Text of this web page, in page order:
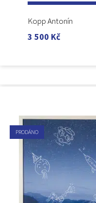
Kopp Antonín
3 500 Kč
PRODÁNO